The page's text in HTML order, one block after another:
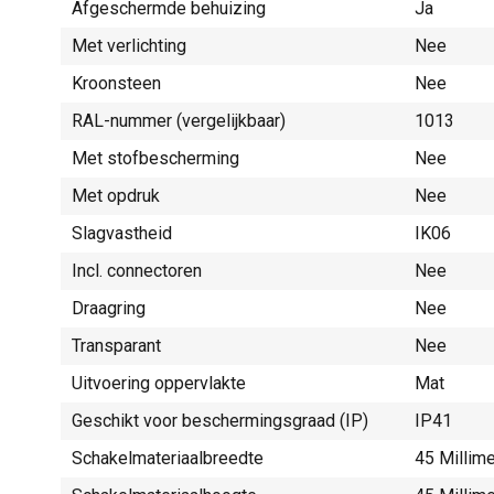
Afgeschermde behuizing
Ja
Met verlichting
Nee
Kroonsteen
Nee
RAL-nummer (vergelijkbaar)
1013
Met stofbescherming
Nee
Met opdruk
Nee
Slagvastheid
IK06
Incl. connectoren
Nee
Draagring
Nee
Transparant
Nee
Uitvoering oppervlakte
Mat
Geschikt voor beschermingsgraad (IP)
IP41
Schakelmateriaalbreedte
45